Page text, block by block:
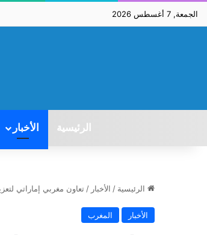
الجمعة, 7 أغسطس 2026
الرئيسية الأخبار
الرئيسية / الأخبار / تعاون مغربي إماراتي
الأخبار المغرب